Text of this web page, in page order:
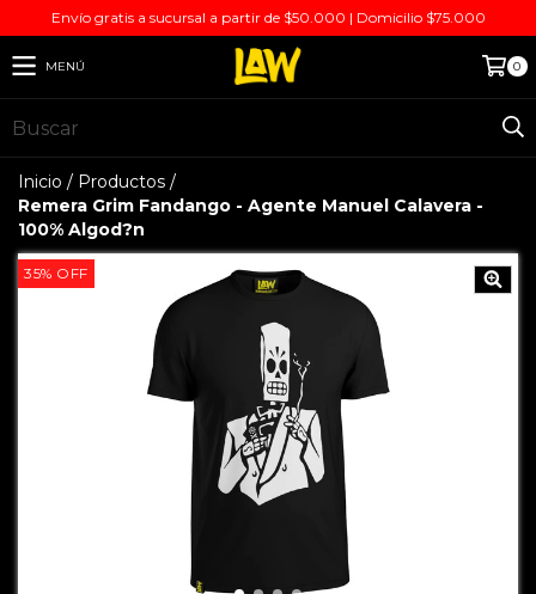
Envío gratis a sucursal a partir de $50.000 | Domicilio $75.000
MENÚ 0
Inicio / Productos /
Remera Grim Fandango - Agente Manuel Calavera -
100% Algod?n
35% OFF